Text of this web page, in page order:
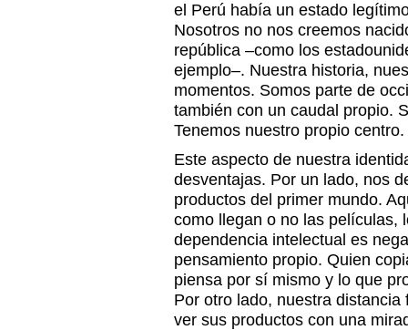
el Perú había un estado
Nosotros no nos creemos
república –como los
ejemplo–. Nuestra historia,
momentos. Somos parte de
también con un caudal propio.
Tenemos nuestro propio centro.
Este aspecto de nuestra
desventajas. Por un lado, nos
productos del primer mundo.
como llegan o no las películas,
dependencia intelectual es
pensamiento propio. Quien
piensa por sí mismo y lo que
Por otro lado, nuestra
ver sus productos con una